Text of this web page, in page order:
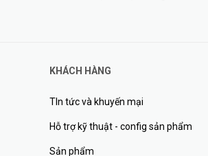
10/100/1000 ports (IEEE 802.3 Type
Duplex: 10BASE-T/100BASE-TX: half or full;
full only
ports; PHY-less
KHÁCH HÀNG
TIn tức và khuyến mại
Hỗ trợ kỹ thuật - config sản phẩm
Sản phẩm